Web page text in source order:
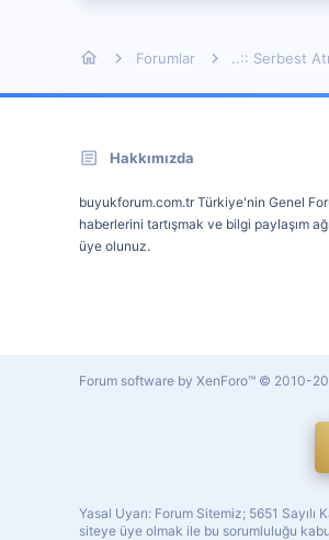
Forumlar ..:: Serbest
Hakkımızda
buyukforum.com.tr Türkiye'nin Genel
haberlerini tartışmak ve bilgi paylaşım
üye olunuz.
Forum software by XenForo™ © 2010-
Yasal Uyarı: Forum Sitemiz; 5651
siteye üye olmak ile bu sorumluluğu